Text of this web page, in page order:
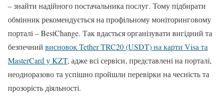
– знайти надійного постачальника послуг. Тому підбирати
обмінник рекомендується на профільному моніторинговому
порталі – BestChange. Так вдасться організувати вигідний та
безпечний висновок Tether TRC20 (USDT) на карти Visa та
MasterCard у KZT, адже всі сервіси, представлені на порталі,
неодноразово та успішно пройшли перевірки на чесність та
прозорість діяльності.